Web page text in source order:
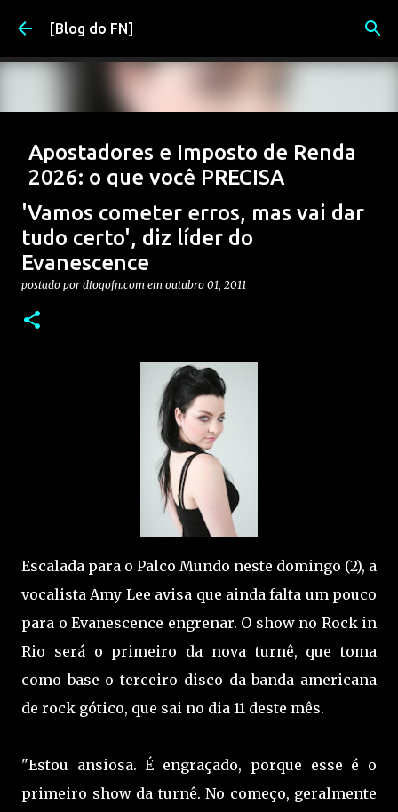
Pular para o conteúdo principal
[Blog do FN]
Apostadores e Imposto de Renda
2026: o que você PRECISA
declarar (e evitar problemas)
postado por Diogo em março 17, 2026 2026
0
'Vamos cometer erros, mas vai dar
tudo certo', diz líder do
Evanescence
postado por diogofn.com em outubro 01, 2011
Escalada para o Palco Mundo neste domingo (2), a
vocalista Amy Lee avisa que ainda falta um pouco
para o Evanescence engrenar. O show no Rock in
Rio será o primeiro da nova turnê, que toma
como base o terceiro disco da banda americana
de rock gótico, que sai no dia 11 deste mês.
"Estou ansiosa. É engraçado, porque esse é o
primeiro show da turnê. No começo, geralmente